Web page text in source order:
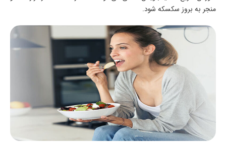
منجر به بروز سکسکه شود.